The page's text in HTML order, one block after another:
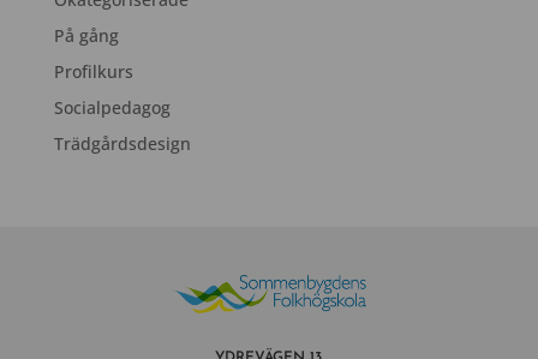
På gång
Profilkurs
Socialpedagog
Trädgårdsdesign